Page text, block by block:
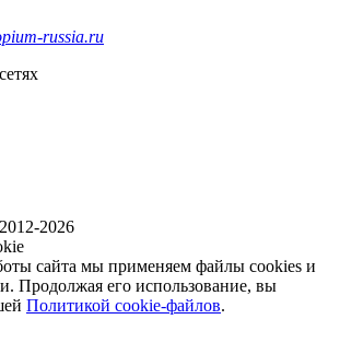
russia.ru
2026
сайта мы применяем файлы cookies и
Продолжая его использование, вы
Политикой cookie-файлов.